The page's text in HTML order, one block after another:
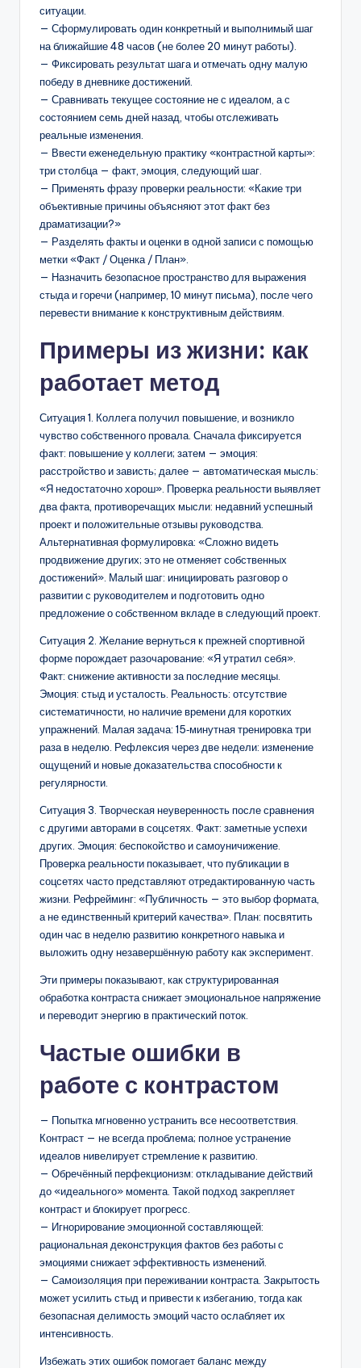
ситуации.
— Сформулировать один конкретный и выполнимый шаг
на ближайшие 48 часов (не более 20 минут работы).
— Фиксировать результат шага и отмечать одну малую
победу в дневнике достижений.
— Сравнивать текущее состояние не с идеалом, а с
состоянием семь дней назад, чтобы отслеживать
реальные изменения.
— Ввести еженедельную практику «контрастной карты»:
три столбца — факт, эмоция, следующий шаг.
— Применять фразу проверки реальности: «Какие три
объективные причины объясняют этот факт без
драматизации?»
— Разделять факты и оценки в одной записи с помощью
метки «Факт / Оценка / План».
— Назначить безопасное пространство для выражения
стыда и горечи (например, 10 минут письма), после чего
перевести внимание к конструктивным действиям.
Примеры из жизни: как
работает метод
Ситуация 1. Коллега получил повышение, и возникло
чувство собственного провала. Сначала фиксируется
факт: повышение у коллеги; затем — эмоция:
расстройство и зависть; далее — автоматическая мысль:
«Я недостаточно хорош». Проверка реальности выявляет
два факта, противоречащих мысли: недавний успешный
проект и положительные отзывы руководства.
Альтернативная формулировка: «Сложно видеть
продвижение других; это не отменяет собственных
достижений». Малый шаг: инициировать разговор о
развитии с руководителем и подготовить одно
предложение о собственном вкладе в следующий проект.
Ситуация 2. Желание вернуться к прежней спортивной
форме порождает разочарование: «Я утратил себя».
Факт: снижение активности за последние месяцы.
Эмоция: стыд и усталость. Реальность: отсутствие
систематичности, но наличие времени для коротких
упражнений. Малая задача: 15‑минутная тренировка три
раза в неделю. Рефлексия через две недели: изменение
ощущений и новые доказательства способности к
регулярности.
Ситуация 3. Творческая неуверенность после сравнения
с другими авторами в соцсетях. Факт: заметные успехи
других. Эмоция: беспокойство и самоуничижение.
Проверка реальности показывает, что публикации в
соцсетях часто представляют отредактированную часть
жизни. Рефрейминг: «Публичность — это выбор формата,
а не единственный критерий качества». План: посвятить
один час в неделю развитию конкретного навыка и
выложить одну незавершённую работу как эксперимент.
Эти примеры показывают, как структурированная
обработка контраста снижает эмоциональное напряжение
и переводит энергию в практический поток.
Частые ошибки в
работе с контрастом
— Попытка мгновенно устранить все несоответствия.
Контраст — не всегда проблема; полное устранение
идеалов нивелирует стремление к развитию.
— Обречённый перфекционизм: откладывание действий
до «идеального» момента. Такой подход закрепляет
контраст и блокирует прогресс.
— Игнорирование эмоционной составляющей:
рациональная деконструкция фактов без работы с
эмоциями снижает эффективность изменений.
— Самоизоляция при переживании контраста. Закрытость
может усилить стыд и привести к избеганию, тогда как
безопасная делимость эмоций часто ослабляет их
интенсивность.
Избежать этих ошибок помогает баланс между